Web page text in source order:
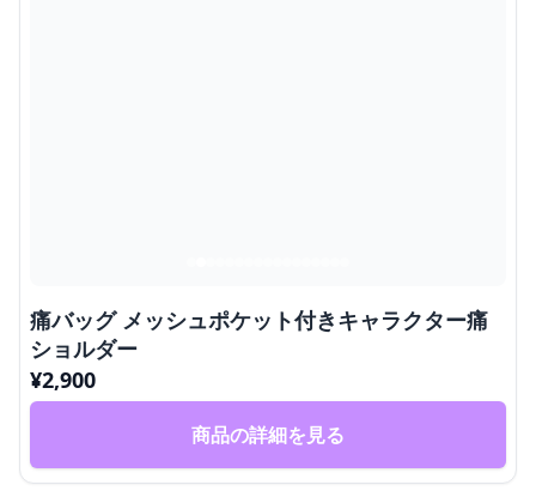
痛バッグ メッシュポケット付きキャラクター痛
ショルダー
¥2,900
商品の詳細を見る